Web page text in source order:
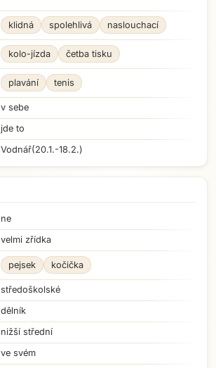
klidná spolehlivá naslouchací
kolo-jízda četba tisku
plavání tenis
v sebe
jde to
Vodnář(20.1.-18.2.)
ne
velmi zřídka
pejsek kočička
středoškolské
dělník
nižší střední
ve svém